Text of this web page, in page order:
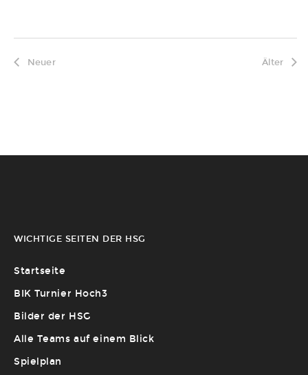
Neuer Älter
WICHTIGE SEITEN DER HSG
Startseite
BIK Turnier Hoch3
Bilder der HSG
Alle Teams auf einem Blick
Spielplan